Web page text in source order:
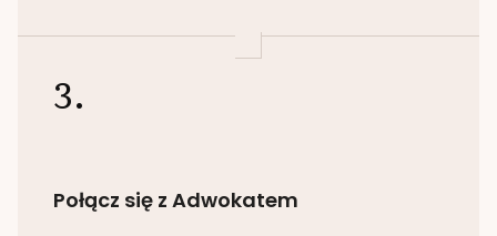
3.
Połącz się z Adwokatem